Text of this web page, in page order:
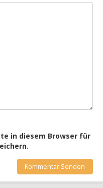
in diesem Browser für